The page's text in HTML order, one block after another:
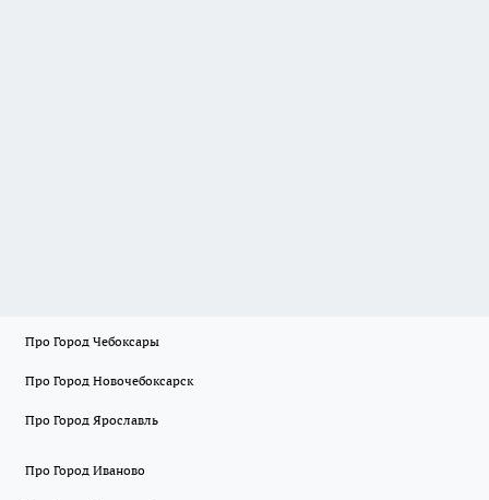
Про Город Чебоксары
Про Город Новочебоксарск
Про Город Ярославль
Про Город Иваново